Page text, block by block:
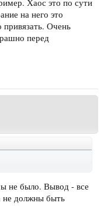
Хаос это по сути
на него это
Очень
перед
не было. Вывод - все
не должны быть